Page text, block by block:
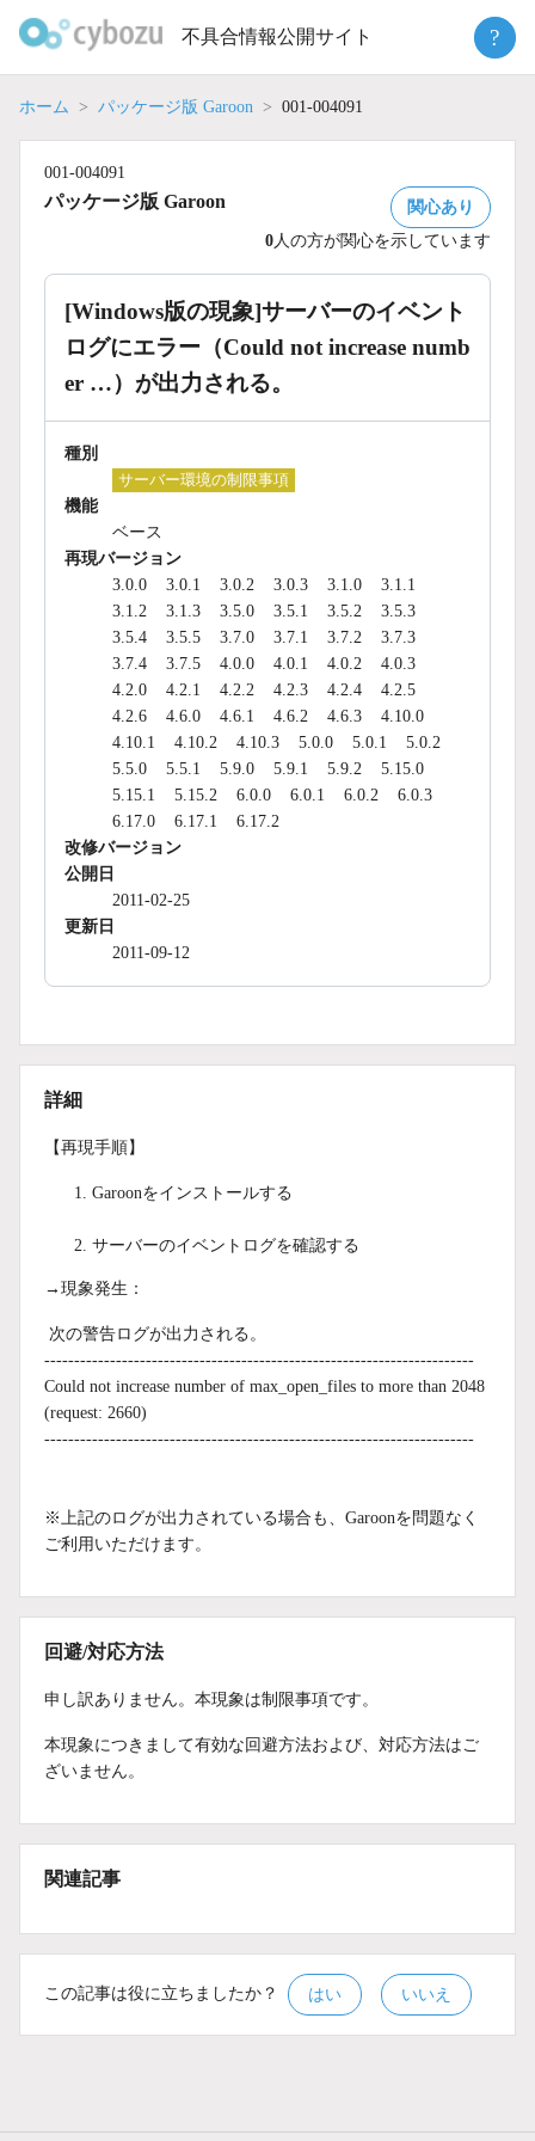
不具合情報公開サイト ?
ホーム パッケージ版 Garoon 001-004091
001-004091
パッケージ版 Garoon
関心あり
0 人の方が関心を示しています
[Windows版の現象]サーバーのイベント
ログにエラー（Could not increase numb
er …）が出力される。
種別
サーバー環境の制限事項
機能
ベース
再現バージョン
3.0.0
3.0.1 3.0.2 3.0.3 3.1.0
3.1.1
3.1.2
3.1.3 3.5.0 3.5.1 3.5.2
3.5.3
3.5.4
3.5.5 3.7.0 3.7.1 3.7.2
3.7.3
3.7.4
3.7.5 4.0.0 4.0.1 4.0.2
4.0.3
4.2.0
4.2.1 4.2.2 4.2.3 4.2.4
4.2.5
4.2.6
4.6.0 4.6.1 4.6.2 4.6.3
4.10.0
4.10.1
4.10.2 4.10.3 5.0.0 5.0.1
5.0.2
5.5.0
5.5.1 5.9.0 5.9.1 5.9.2
5.15.0
5.15.1
5.15.2 6.0.0 6.0.1 6.0.2
6.0.3
6.17.0
6.17.1
6.17.2
改修バージョン
公開日
2011-02-25
更新日
2011-09-12
詳細
【再現手順】
Garoonをインストールする
サーバーのイベントログを確認する
→現象発生：
次の警告ログが出力される。
------------------------------------------------------------------------
Could not increase number of max_open_files to more than 2048
(request: 2660)
------------------------------------------------------------------------
※上記のログが出力されている場合も、Garoonを問題なく
ご利用いただけます。
回避/対応方法
申し訳ありません。本現象は制限事項です。
本現象につきまして有効な回避方法および、対応方法はご
ざいません。
関連記事
この記事は役に立ちましたか？ はい いいえ